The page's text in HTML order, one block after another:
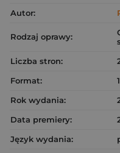
Autor:
Rodzaj oprawy:
Liczba stron:
Format:
Rok wydania:
Data premiery:
Język wydania: